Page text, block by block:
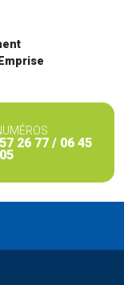
26 77 / 06 45